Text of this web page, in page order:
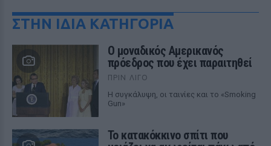
ΣΤΗΝ ΙΔΙΑ ΚΑΤΗΓΟΡΙΑ
Ο μοναδικός Αμερικανός
πρόεδρος που έχει παραιτηθεί
ΠΡΙΝ ΛΊΓΟ
Η συγκάλυψη, οι ταινίες και το «Smoking
Gun»
Το κατακόκκινο σπίτι που